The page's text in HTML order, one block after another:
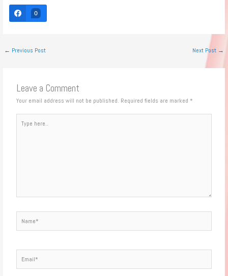
0
← Previous Post Next Post →
Leave a Comment
Your email address will not be published. Required fields are marked *
here..